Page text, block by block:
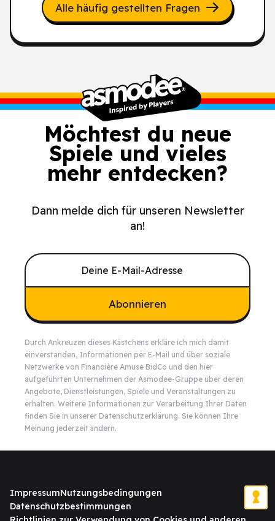
Alle häufig gestellten Fragen
Möchtest du neue
Spiele und vieles
mehr entdecken?
Dann melde dich für unseren Newsletter
an!
Abonnieren
Durch Ankreuzen dieses Kästchens erkläre ich mich damit
einverstanden, Informationen per E-Mail und über soziale
Netzwerke von Financière Amuse BidCo und den hier
aufgeführten Unternehmen der Asmodee-Gruppe über deren
Angebote, Dienstleistungen, Spiele und Veranstaltungen zu
erhalten. Weitere Informationen zur Verarbeitung Ihrer Daten
finden Sie in unserer Datenschutzerklärung. Sie können Ihre
Meinung jederzeit ändern.
ImpressumNutzungsbedingungen
Datenschutzbestimmungen